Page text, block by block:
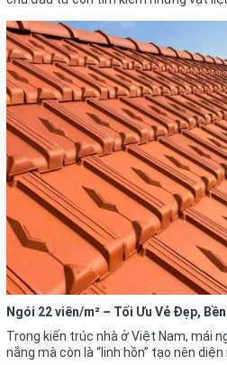
Ngói 22 viên/m² – Tối Ưu Vẻ Đẹp,
Trong kiến trúc nhà ở Việt Nam, mái
nắng mà còn là “linh hồn” tạo nên diện